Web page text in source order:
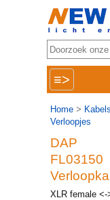
≡>
Home >
Verloopjes
DAP
FL03150
XLR female